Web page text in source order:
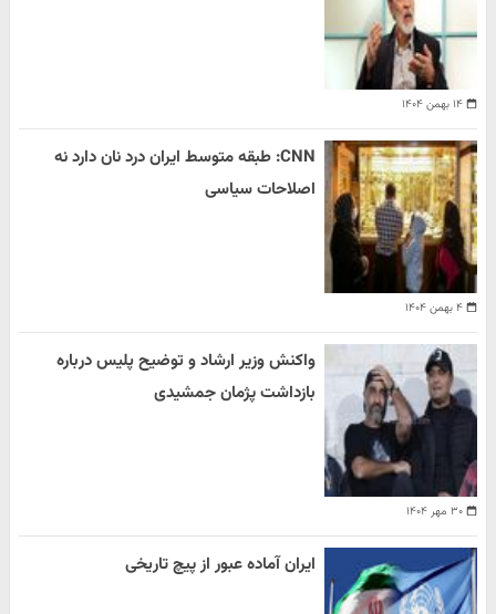
۱۴ بهمن ۱۴۰۴
۴ بهمن ۱۴۰۴
CNN: طبقه متوسط ایران درد نان دارد نه
اصلاحات سیاسی
۳۰ مهر ۱۴۰۴
واکنش وزیر ارشاد و توضیح پلیس درباره
بازداشت پژمان جمشیدی
ایران آماده عبور از پیچ تاریخی